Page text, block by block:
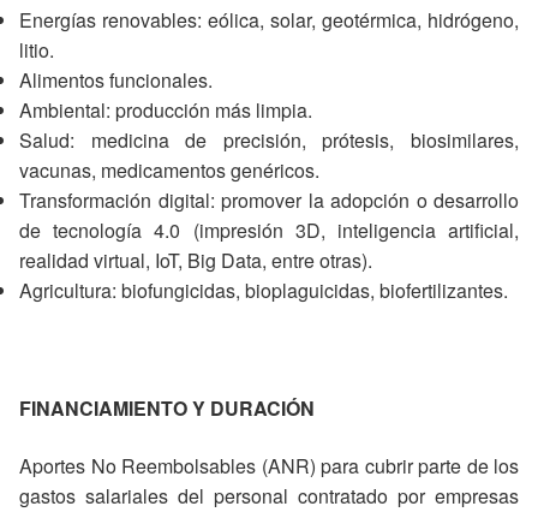
Energías renovables: eólica, solar, geotérmica, hidrógeno,
litio.
Alimentos funcionales.
Ambiental: producción más limpia.
Salud: medicina de precisión, prótesis, biosimilares,
vacunas, medicamentos genéricos.
Transformación digital: promover la adopción o desarrollo
de tecnología 4.0 (impresión 3D, inteligencia artificial,
realidad virtual, IoT, Big Data, entre otras).
Agricultura: biofungicidas, bioplaguicidas, biofertilizantes.
FINANCIAMIENTO Y DURACIÓN
Aportes No Reembolsables (ANR) para cubrir parte de los
gastos salariales del personal contratado por empresas